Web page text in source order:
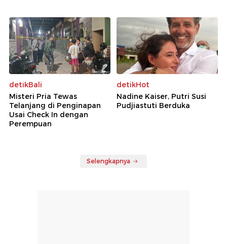
detikBali
Misteri Pria Tewas
Telanjang di Penginapan
Usai Check In dengan
Perempuan
detikHot
Nadine Kaiser, Putri Susi
Pudjiastuti Berduka
Selengkapnya